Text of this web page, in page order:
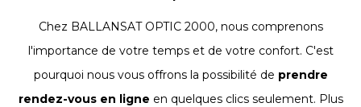
Chez BALLANSAT OPTIC 2000, nous comprenons
l'importance de votre temps et de votre confort. C'est
pourquoi nous vous offrons la possibilité de prendre
rendez-vous en ligne en quelques clics seulement. Plus